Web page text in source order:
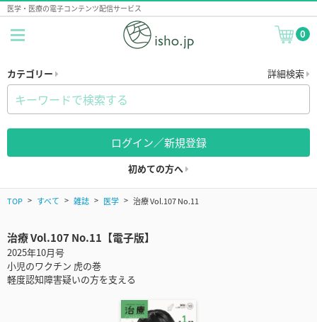
医学・医療の電子コンテンツ配信サービス
0
カテゴリー 詳細検索
ログイン／新規登録
初めての方へ
TOP すべて 雑誌 医学 治療 Vol.107 No.11
治療 Vol.107 No.11【電子版】
2025年10月号
小児のワクチン 虎の巻
軽度認知障害疑いの方を支える